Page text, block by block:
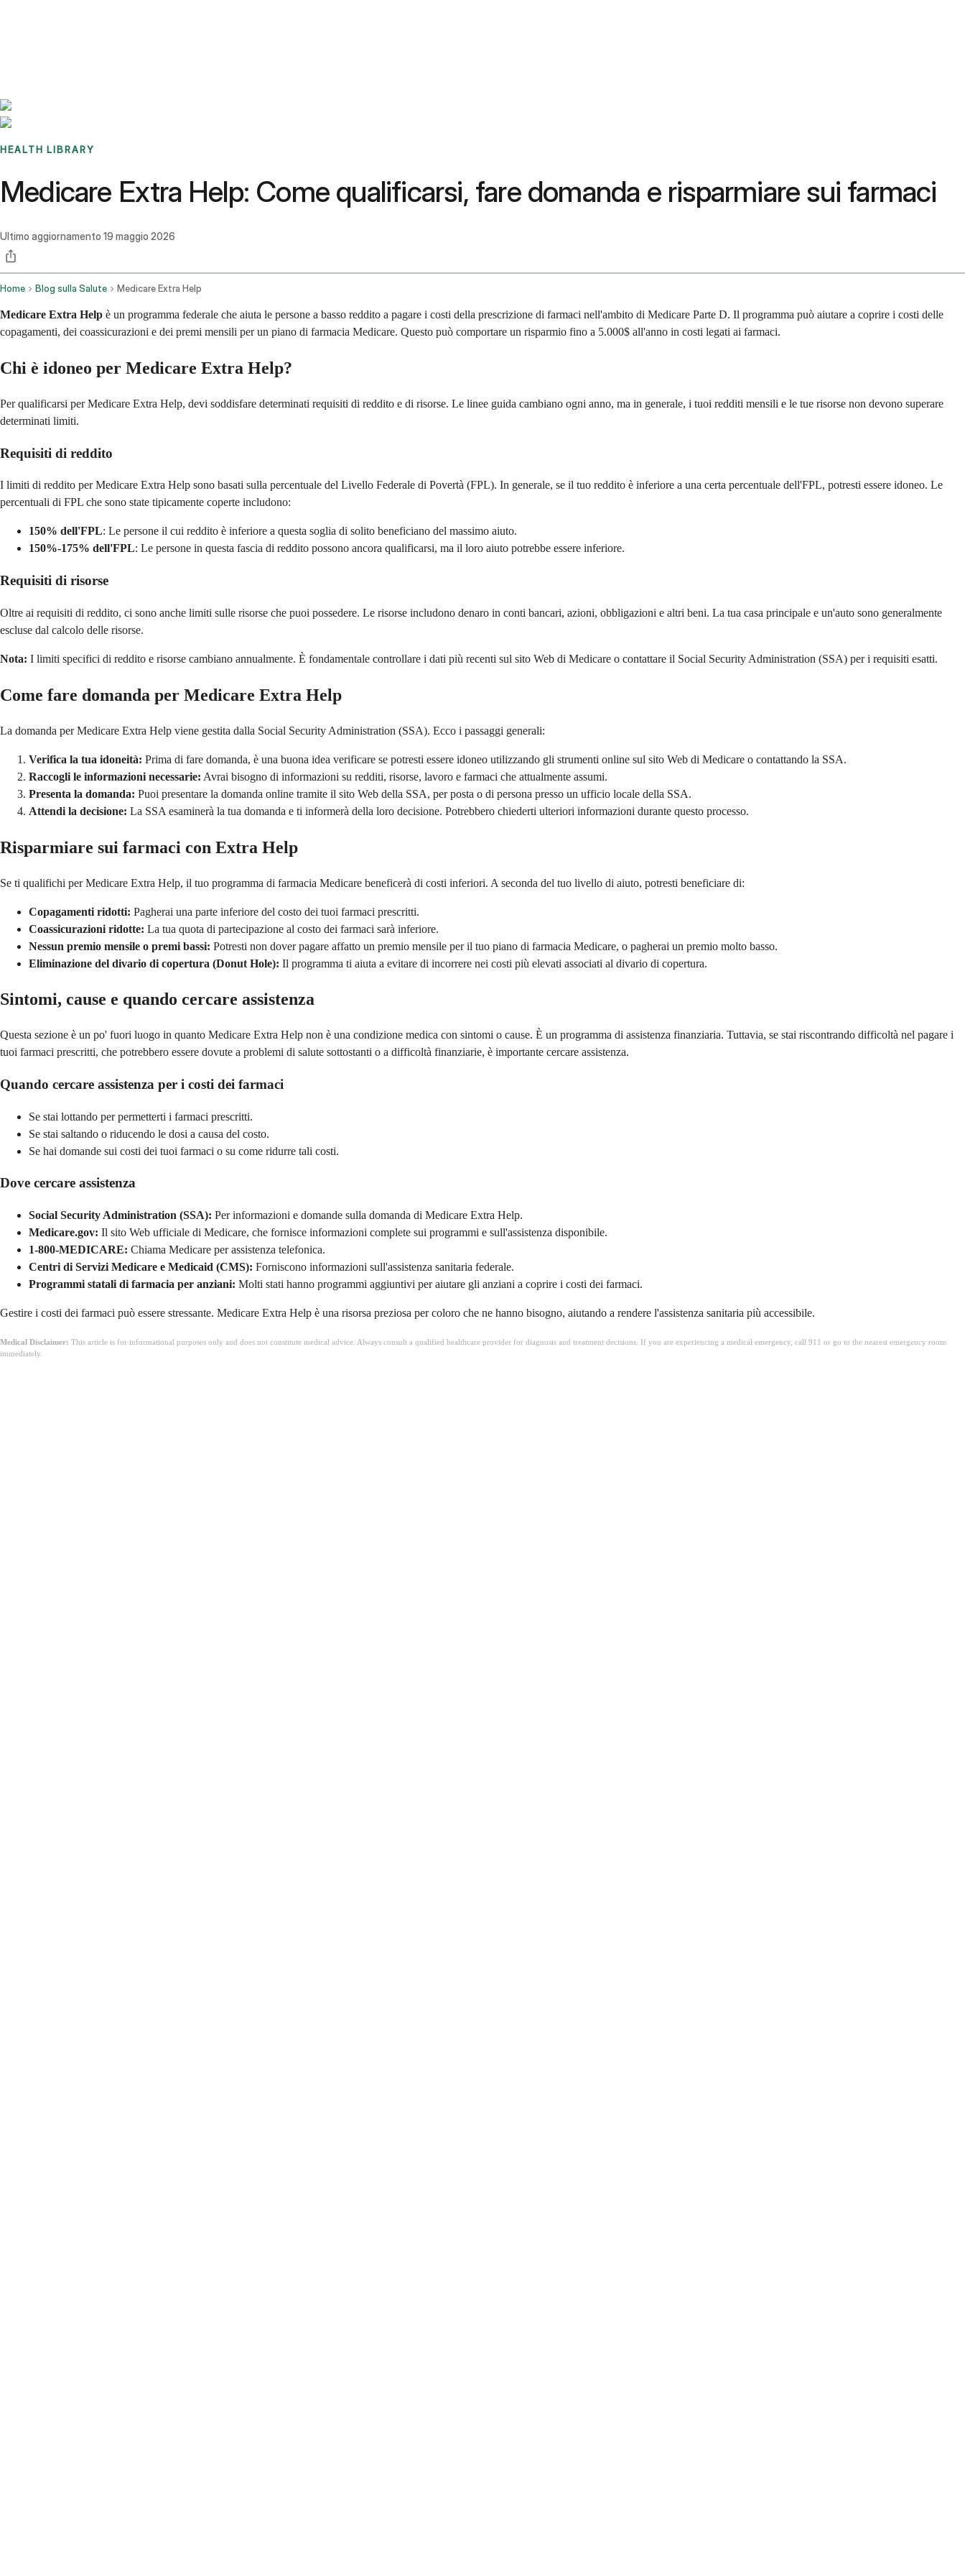
HEALTH LIBRARY
Medicare Extra Help: Come qualificarsi, fare domanda e risparmiare sui farmaci
Ultimo aggiornamento 19 maggio 2026
Home Blog sulla Salute Medicare Extra Help
Medicare Extra Help è un programma federale che aiuta le persone a basso reddito a pagare i costi della prescrizione di farmaci nell'ambito di Medicare Parte D. Il programma può aiutare a coprire i costi delle
copagamenti, dei coassicurazioni e dei premi mensili per un piano di farmacia Medicare. Questo può comportare un risparmio fino a 5.000$ all'anno in costi legati ai farmaci.
Chi è idoneo per Medicare Extra Help?
Per qualificarsi per Medicare Extra Help, devi soddisfare determinati requisiti di reddito e di risorse. Le linee guida cambiano ogni anno, ma in generale, i tuoi redditi mensili e le tue risorse non devono superare
determinati limiti.
Requisiti di reddito
I limiti di reddito per Medicare Extra Help sono basati sulla percentuale del Livello Federale di Povertà (FPL). In generale, se il tuo reddito è inferiore a una certa percentuale dell'FPL, potresti essere idoneo. Le
percentuali di FPL che sono state tipicamente coperte includono:
150% dell'FPL: Le persone il cui reddito è inferiore a questa soglia di solito beneficiano del massimo aiuto.
150%-175% dell'FPL: Le persone in questa fascia di reddito possono ancora qualificarsi, ma il loro aiuto potrebbe essere inferiore.
Requisiti di risorse
Oltre ai requisiti di reddito, ci sono anche limiti sulle risorse che puoi possedere. Le risorse includono denaro in conti bancari, azioni, obbligazioni e altri beni. La tua casa principale e un'auto sono generalmente
escluse dal calcolo delle risorse.
Nota: I limiti specifici di reddito e risorse cambiano annualmente. È fondamentale controllare i dati più recenti sul sito Web di Medicare o contattare il Social Security Administration (SSA) per i requisiti esatti.
Come fare domanda per Medicare Extra Help
La domanda per Medicare Extra Help viene gestita dalla Social Security Administration (SSA). Ecco i passaggi generali:
Verifica la tua idoneità: Prima di fare domanda, è una buona idea verificare se potresti essere idoneo utilizzando gli strumenti online sul sito Web di Medicare o contattando la SSA.
Raccogli le informazioni necessarie: Avrai bisogno di informazioni su redditi, risorse, lavoro e farmaci che attualmente assumi.
Presenta la domanda: Puoi presentare la domanda online tramite il sito Web della SSA, per posta o di persona presso un ufficio locale della SSA.
Attendi la decisione: La SSA esaminerà la tua domanda e ti informerà della loro decisione. Potrebbero chiederti ulteriori informazioni durante questo processo.
Risparmiare sui farmaci con Extra Help
Se ti qualifichi per Medicare Extra Help, il tuo programma di farmacia Medicare beneficerà di costi inferiori. A seconda del tuo livello di aiuto, potresti beneficiare di:
Copagamenti ridotti: Pagherai una parte inferiore del costo dei tuoi farmaci prescritti.
Coassicurazioni ridotte: La tua quota di partecipazione al costo dei farmaci sarà inferiore.
Nessun premio mensile o premi bassi: Potresti non dover pagare affatto un premio mensile per il tuo piano di farmacia Medicare, o pagherai un premio molto basso.
Eliminazione del divario di copertura (Donut Hole): Il programma ti aiuta a evitare di incorrere nei costi più elevati associati al divario di copertura.
Sintomi, cause e quando cercare assistenza
Questa sezione è un po' fuori luogo in quanto Medicare Extra Help non è una condizione medica con sintomi o cause. È un programma di assistenza finanziaria. Tuttavia, se stai riscontrando difficoltà nel pagare i
tuoi farmaci prescritti, che potrebbero essere dovute a problemi di salute sottostanti o a difficoltà finanziarie, è importante cercare assistenza.
Quando cercare assistenza per i costi dei farmaci
Se stai lottando per permetterti i farmaci prescritti.
Se stai saltando o riducendo le dosi a causa del costo.
Se hai domande sui costi dei tuoi farmaci o su come ridurre tali costi.
Dove cercare assistenza
Social Security Administration (SSA): Per informazioni e domande sulla domanda di Medicare Extra Help.
Medicare.gov: Il sito Web ufficiale di Medicare, che fornisce informazioni complete sui programmi e sull'assistenza disponibile.
1-800-MEDICARE: Chiama Medicare per assistenza telefonica.
Centri di Servizi Medicare e Medicaid (CMS): Forniscono informazioni sull'assistenza sanitaria federale.
Programmi statali di farmacia per anziani: Molti stati hanno programmi aggiuntivi per aiutare gli anziani a coprire i costi dei farmaci.
Gestire i costi dei farmaci può essere stressante. Medicare Extra Help è una risorsa preziosa per coloro che ne hanno bisogno, aiutando a rendere l'assistenza sanitaria più accessibile.
Medical Disclaimer: This article is for informational purposes only and does not constitute medical advice. Always consult a qualified healthcare provider for diagnosis and treatment decisions. If you are experiencing a medical emergency, call 911 or go to the nearest emergency room
immediately.